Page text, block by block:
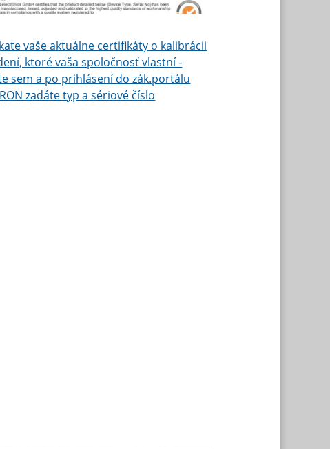
vaše aktuálne certifikáty o kalibrácii
ktoré vaša spoločnosť vlastní -
sem a po prihlásení do zák.portálu
zadáte typ a sériové číslo